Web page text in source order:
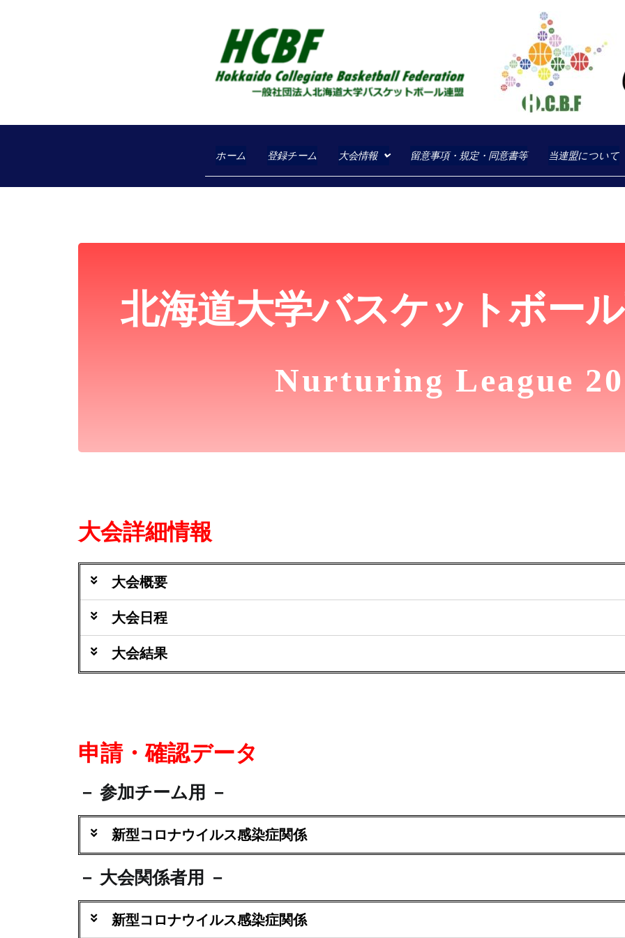
ホーム
登録チーム 大会情報 留意事項・規定・同意書等 当連盟について
北海道大学バスケットボー
Nurturing League
▼大会日程▼
大会詳細情報
大会概要
大会日程
大会結果
申請・確認データ
－ 参加チーム用 －
新型コロナウイルス感染症関係
－ 大会関係者用 －
新型コロナウイルス感染症関係